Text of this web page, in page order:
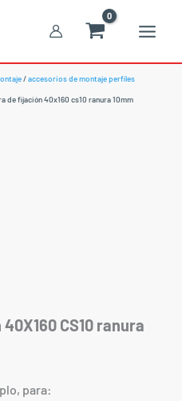
/accesorios de montaje perfiles
de fijación 40x160 cs10 ranura 10mm
CS10 ranura
para: